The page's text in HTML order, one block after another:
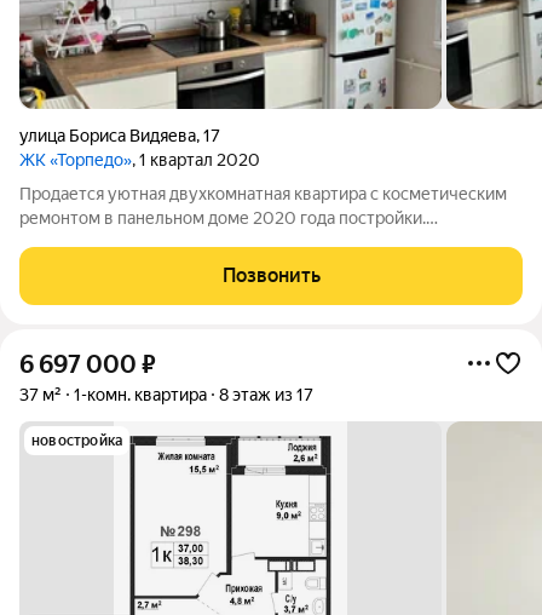
улица Бориса Видяева,17
ЖК «Торпедо», 1 квартал 2020
Продается уютная двухкомнатная квартира с косметическим
ремонтом в панельном доме 2020 года постройки.
ощущение простора и уединения. Комнаты изолированные,
что обеспечивает комфорт и
Позвонить
6 697 000 ₽
37 м² 1-комн. квартира 8 этаж из 17
новостройка